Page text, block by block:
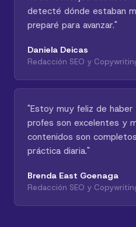
detecté dónde estaban
preparé para avanzar."
Daniela Deicas
Redacción SEO y
"Estoy muy feliz de haber
profes son excelentes y
contenidos son
práctica diaria."
Brenda East Goenaga
Redacción SEO y